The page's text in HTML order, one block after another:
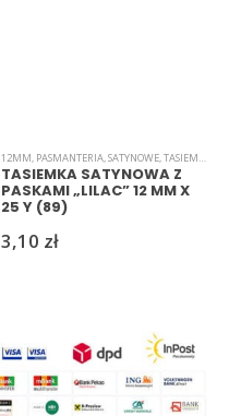
12MM, PASMANTERIA,SATYNOWE,TASIEMKI
TASIEMKA SATYNOWA Z
PASKAMI „LILAC” 12 MM X
25 Y (89)
3,10 zł